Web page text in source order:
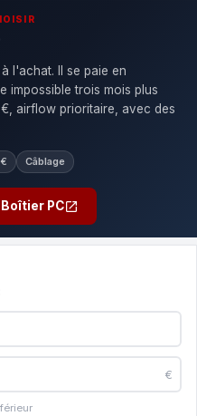
l'achat. Il se paie en
impossible trois mois plus
airflow prioritaire, avec des
Câblage
PC
€